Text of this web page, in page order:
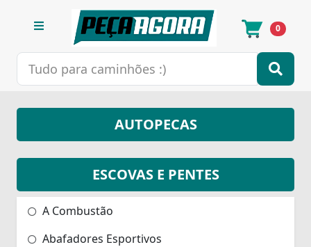
0
AUTOPECAS
ESCOVAS E PENTES
A Combustão
Abafadores Esportivos